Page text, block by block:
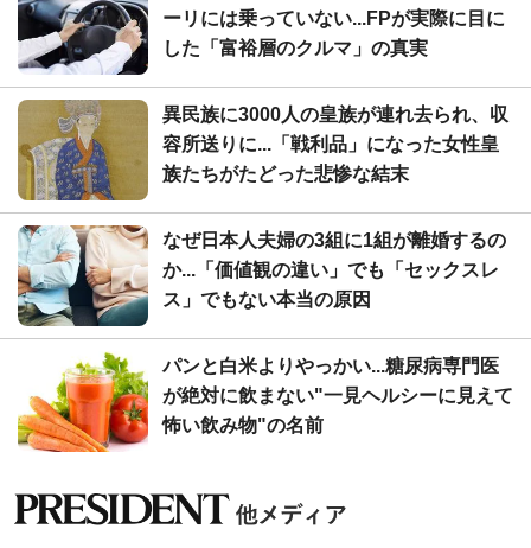
ーリには乗っていない...FPが実際に目に
した「富裕層のクルマ」の真実
異民族に3000人の皇族が連れ去られ、収
容所送りに...「戦利品」になった女性皇
族たちがたどった悲惨な結末
なぜ日本人夫婦の3組に1組が離婚するの
か...「価値観の違い」でも「セックスレ
ス」でもない本当の原因
パンと白米よりやっかい...糖尿病専門医
が絶対に飲まない"一見ヘルシーに見えて
怖い飲み物"の名前